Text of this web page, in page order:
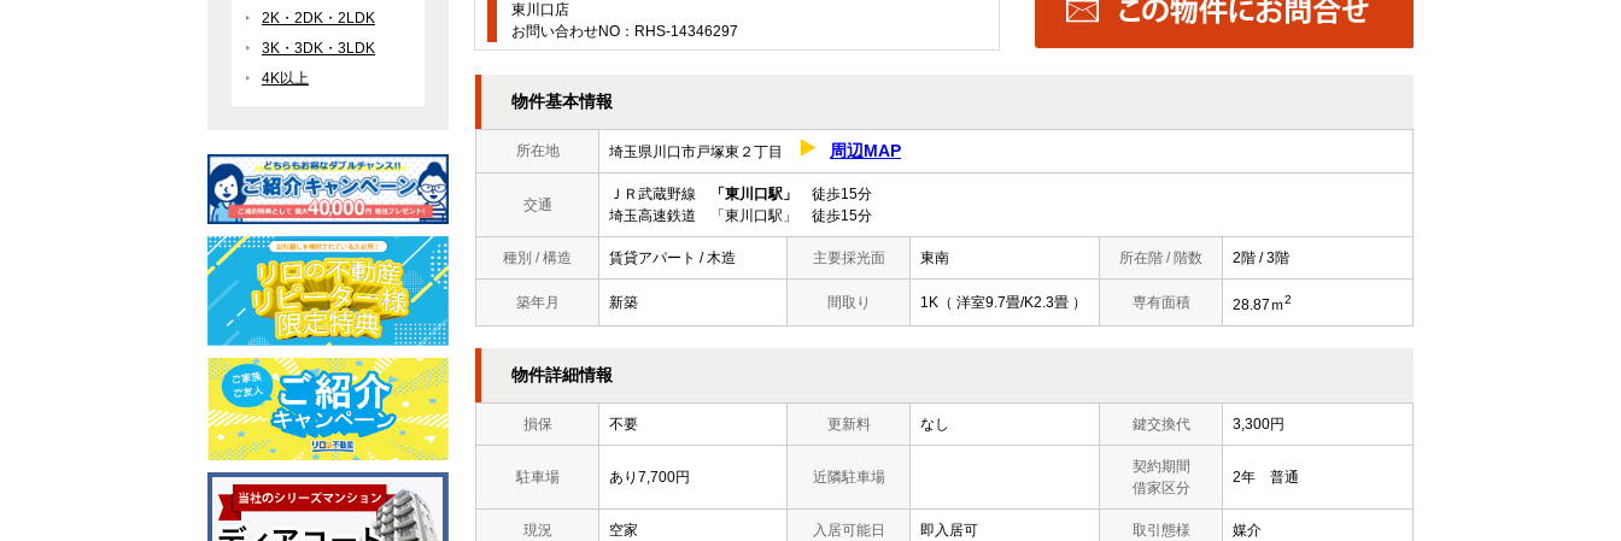
東川口店
お問い合わせNO：RHS-14346297
物件基本情報
所在地 埼玉県川口市戸塚東２丁目 周辺MAP
交通
ＪＲ武蔵野線 「東川口駅」
徒歩15分
埼玉高速鉄道 「東川口駅」 徒歩15分
種別 / 構造 賃貸アパート / 木造 主要採光面 東南 所在階 / 階数 2階 / 3階
築年月 新築 間取り 1K（ 洋室9.7畳/K2.3畳 ） 専有面積 28.87ｍ2
物件詳細情報
損保 不要 更新料 なし 鍵交換代 3,300円
駐車場 あり7,700円 近隣駐車場
契約期間
借家区分
2年 普通
現況 空家 入居可能日 即入居可 取引態様 媒介
2K・2DK・2LDK
3K・3DK・3LDK
4K以上